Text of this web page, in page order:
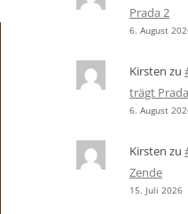
Prada 2
6. August
Kirsten zu
trägt
6. August
Kirsten zu
Zende
15. Juli 2026